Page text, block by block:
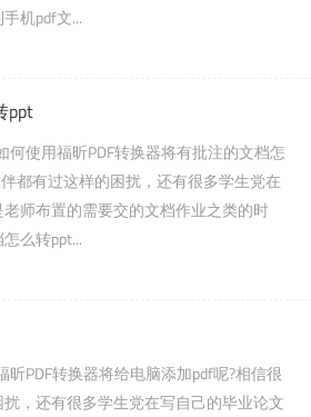
机pdf文...
ppt
何使用福昕PDF转换器将有批注的文档怎
都有过这样的困扰，还有很多学生党在
师布置的需要交的文档作业之类的时
么转ppt...
PDF转换器将给电脑添加pdf呢?相信很
，还有很多学生党在写自己的毕业论文